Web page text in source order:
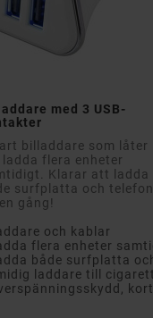
med 3 USB-
billaddare som låter
ladda flera enheter
Klarar att ladda
surfplatta och telefon
gång!
och kablar